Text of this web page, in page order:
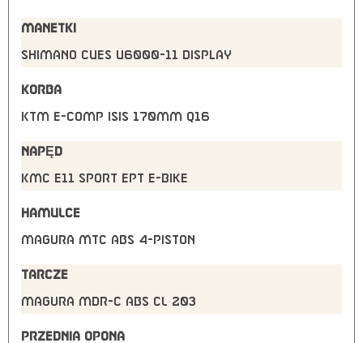
MANETKI
Shimano CUES U6000-11 display
KORBA
KTM E-COMP ISIS 170mm Q16
NAPĘD
KMC e11 Sport EPT e-bike
HAMULCE
Magura MTC ABS 4-Piston
TARCZE
Magura MDR-C ABS CL 203
PRZEDNIA OPONA